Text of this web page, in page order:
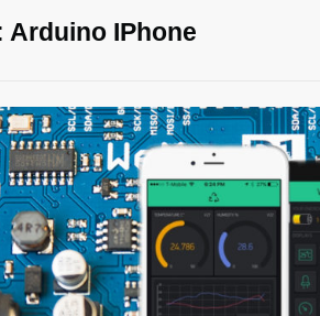
Arduino IPhone